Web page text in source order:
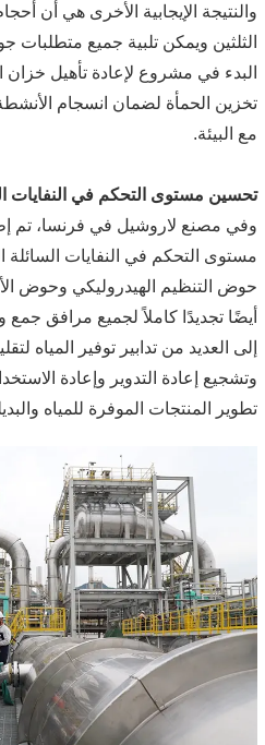
والنتيجة الإيجابية الأخرى هي أن
الثلثين ويمكن تلبية جميع متطلبات
البدء في مشروع لإعادة تأهيل خزان
تخزين الحمأة لضمان انسجام
مع البيئة.
تحسين مستوى التحكم في النفايات
وفي مصنع لاروشيل في فرنسا، تم
مستوى التحكم في النفايات
حوض التنظيم الهيدروليكي وحوض
أيضًا تجديدًا كاملاً لجميع مرافق جمع
إلى العديد من تدابير توفير المياه
وتشجيع إعادة التدوير وإعادة
تطوير المنتجات الموفرة للمياه